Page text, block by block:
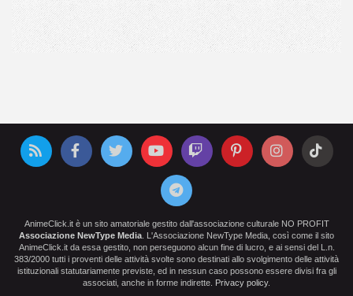
AnimeClick.it è un sito amatoriale gestito dall'associazione culturale NO PROFIT
Associazione NewType Media . L'Associazione NewType Media, così come il sito
AnimeClick.it da essa gestito, non perseguono alcun fine di lucro, e ai sensi del L.n.
383/2000 tutti i proventi delle attività svolte sono destinati allo svolgimento delle attività
istituzionali statutariamente previste, ed in nessun caso possono essere divisi fra gli
associati, anche in forme indirette. Privacy policy.